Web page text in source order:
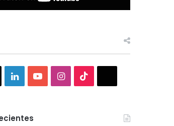
LinkedInYouTubeInstagram